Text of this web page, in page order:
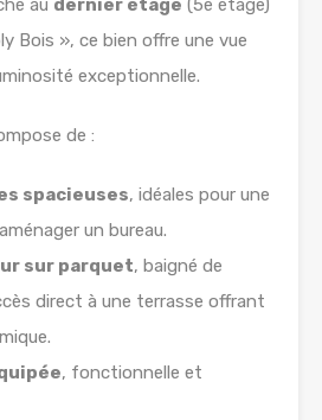
au dernier étage (5e étage)
Bois », ce bien offre une vue
exceptionnelle.
de :
spacieuses, idéales pour une
un bureau.
sur parquet, baigné de
direct à une terrasse offrant
, fonctionnelle et